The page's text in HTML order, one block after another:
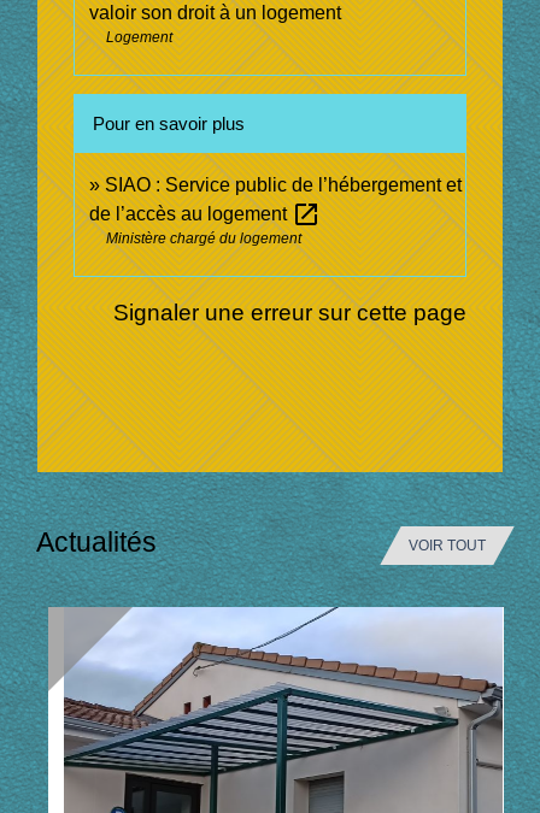
valoir son droit à un logement
Logement
Pour en savoir plus
SIAO : Service public de l’hébergement et
de l’accès au logementopen_in_new
Ministère chargé du logement
Signaler une erreur sur cette page
Actualités VOIR TOUT